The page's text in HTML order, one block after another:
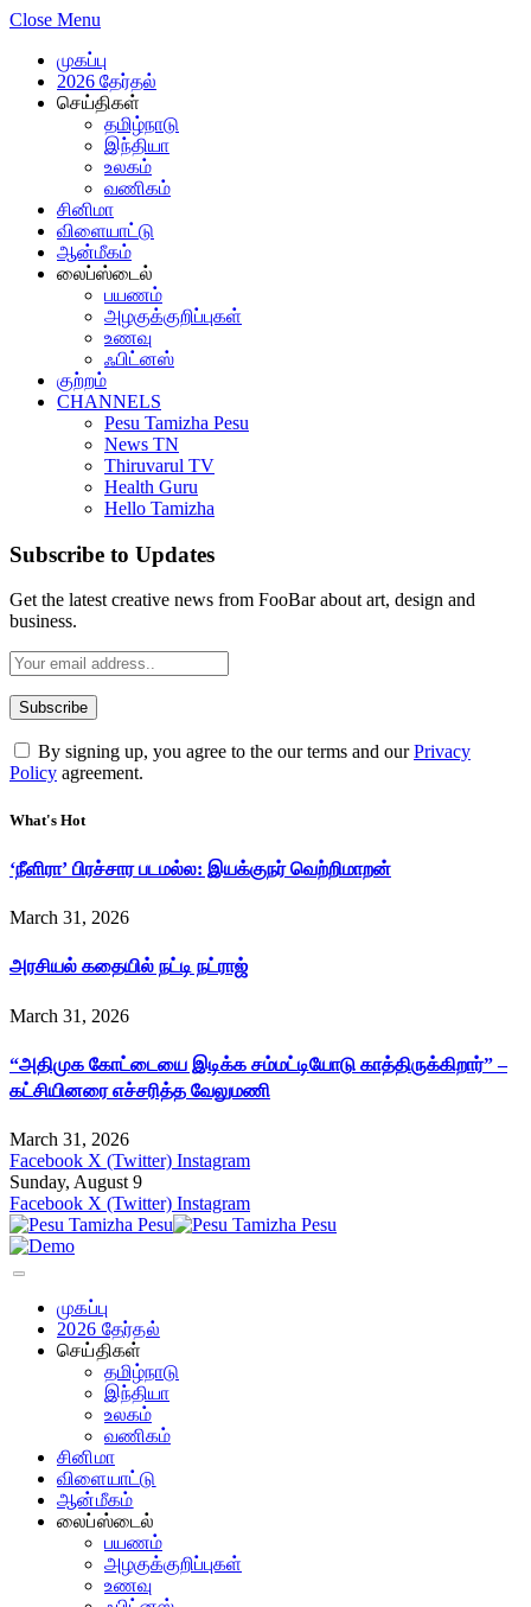
Close Menu
முகப்பு
2026 தேர்தல்
செய்திகள்
தமிழ்நாடு
இந்தியா
உலகம்
வணிகம்
சினிமா
விளையாட்டு
ஆன்மீகம்
லைப்ஸ்டைல்
பயணம்
அழகுக்குறிப்புகள்
உணவு
ஃபிட்னஸ்
குற்றம்
CHANNELS
Pesu Tamizha Pesu
News TN
Thiruvarul TV
Health Guru
Hello Tamizha
Subscribe to Updates
Get the latest creative news from FooBar about art, design and
business.
By signing up, you agree to the our terms and ourPrivacy
Policy agreement.
What's Hot
‘நீளிரா’ பிரச்சார படமல்ல: இயக்குநர் வெற்றிமாறன்
March 31, 2026
அரசியல் கதையில் நட்டி நட்ராஜ்
March 31, 2026
“அதிமுக கோட்டையை இடிக்க சம்மட்டியோடு காத்திருக்கிறார்” –
கட்சியினரை எச்சரித்த வேலுமணி
March 31, 2026
Facebook X (Twitter) Instagram
Sunday, August 9
Facebook X (Twitter) Instagram
முகப்பு
2026 தேர்தல்
செய்திகள்
தமிழ்நாடு
இந்தியா
உலகம்
வணிகம்
சினிமா
விளையாட்டு
ஆன்மீகம்
லைப்ஸ்டைல்
பயணம்
அழகுக்குறிப்புகள்
உணவு